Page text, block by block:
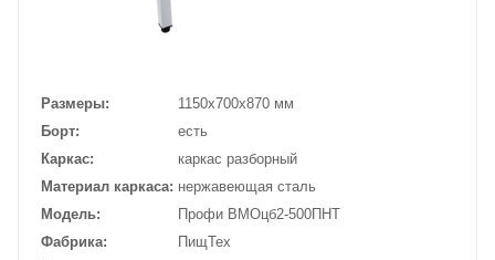
Размеры
1150х700х870 мм
Борт
есть
Каркас
каркас разборный
Материал каркаса нержавеющая сталь
Модель
Профи ВМОцб2-500ПНТ
Фабрика
ПищТех